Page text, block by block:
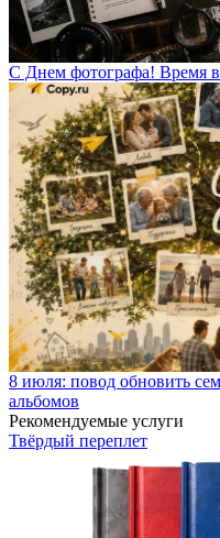
С Днем фотографа! Время
8 июля: повод обновить
альбомов
Рекомендуемые услуги
Твёрдый переплет